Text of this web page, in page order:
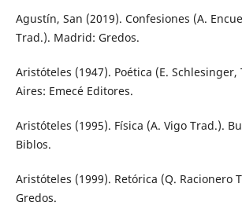
Agustín, San (2019). Confesiones (A.
Trad.). Madrid: Gredos.
Aristóteles (1947). Poética (E. Schlesinger,
Aires: Emecé Editores.
Aristóteles (1995). Física (A. Vigo Trad.).
Biblos.
Aristóteles (1999). Retórica (Q. Racionero
Gredos.